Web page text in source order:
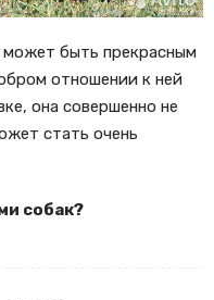
может быть прекрасным
отношении к ней
она совершенно не
стать очень
собак?